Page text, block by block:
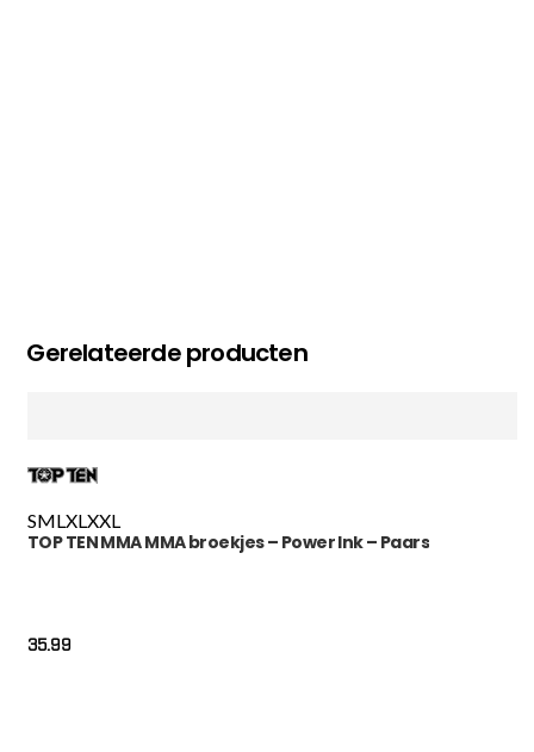
Gerelateerde producten
SMLXLXXL
TOP TEN MMA MMA broekjes – Power Ink – Paars
35.99